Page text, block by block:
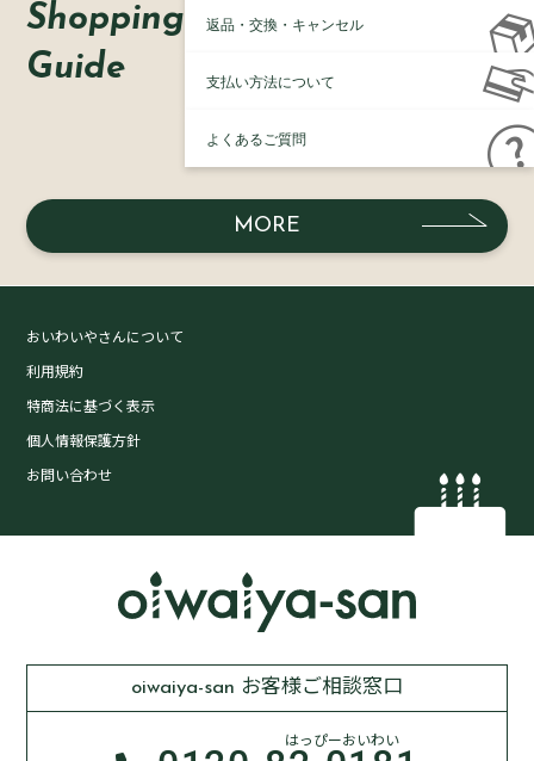
Shopping
Guide
MORE
返品・交換・キャンセル
支払い方法について
よくあるご質問
おいわいやさんについて
利用規約
特商法に基づく表示
個人情報保護方針
お問い合わせ
oiwaiya-san お客様ご相談窓口
はっぴーおいわい